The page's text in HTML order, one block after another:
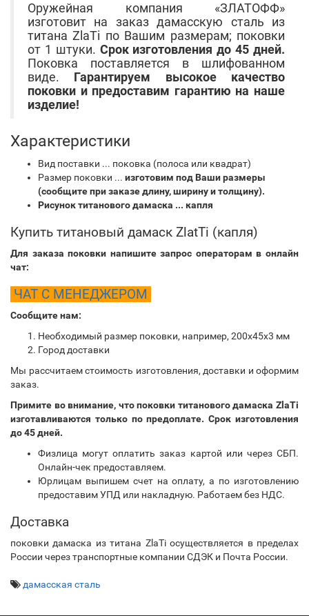
Оружейная компания «ЗЛАТОФФ»
изготовит на заказ дамасскую сталь из
титана ZlaTi по Вашим размерам; поковки
от 1 штуки. Срок изготовления до 45 дней.
Поковка поставляется в шлифованном
виде.
Гарантируем высокое качество
поковки и предоставим гарантию на наше
изделие!
Характеристики
Вид поставки ... поковка (полоса или квадрат)
Размер поковки ... изготовим под Ваши размеры
(сообщите при заказе длину, ширину и толщину).
Рисунок титанового дамаска ... капля
Купить титановый дамаск ZlatTi (капля)
Для заказа поковки напишите запрос операторам в онлайн
чат:
ЧАТ С МЕНЕДЖЕРОМ
Сообщите нам:
Необходимый размер поковки, например, 200х45х3 мм
Город доставки
Мы рассчитаем стоимость изготовления, доставки и оформим
заказ.
Примите во внимание, что поковки титанового дамаска ZlaTi
изготавливаются только по предоплате. Срок изготовления
до 45 дней.
Физлица могут оплатить заказ картой или через СБП.
Онлайн-чек предоставляем.
Юрлицам выпишем счет на оплату, а по изготовлению
предоставим УПД или накладную. Работаем без НДС.
Доставка
поковки дамаска из титана ZlaTi осуществляется в пределах
России через транспортные компании СДЭК и Почта России.
дамасская сталь